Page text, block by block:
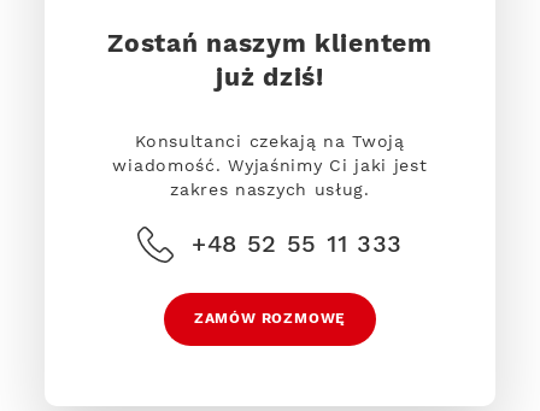
Zostań naszym klientem
już dziś!
Konsultanci czekają na Twoją
wiadomość. Wyjaśnimy Ci jaki jest
zakres naszych usług.
+48 52 55 11 333
ZAMÓW ROZMOWĘ